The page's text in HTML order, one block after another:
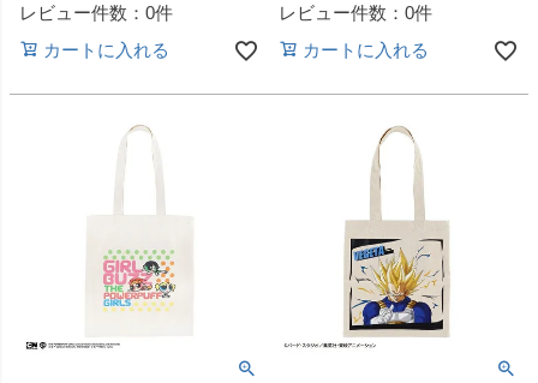
レビュー件数：0件
カートに入れる
レビュー件数：0件
カートに入れる